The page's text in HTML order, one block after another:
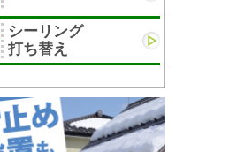
シーリング
打ち替え